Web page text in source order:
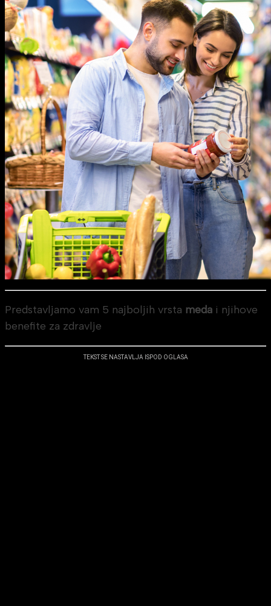
Predstavljamo vam 5 najboljih vrsta meda i njihove
benefite za zdravlje
TEKST SE NASTAVLJA ISPOD OGLASA